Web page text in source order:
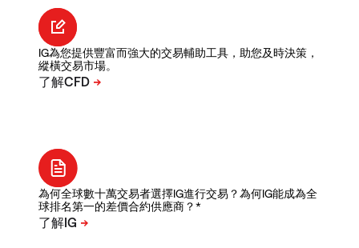
IG為您提供豐富而強大的交易輔助工具，助您及時決策，
縱橫交易市場。
為何全球數十萬交易者選擇IG進行交易？為何IG能成為全
球排名第一的差價合約供應商？*